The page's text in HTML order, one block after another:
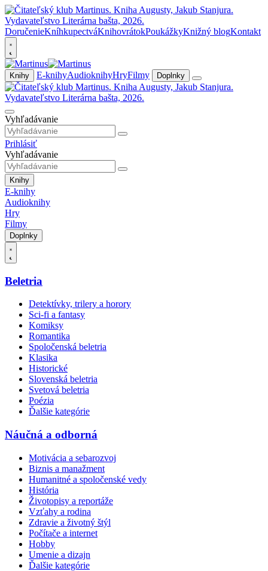
DoručenieKníhkupectváKnihovrátokPoukážkyKnižný blogKontakt
Knihy E-knihyAudioknihyHryFilmy Doplnky
Vyhľadávanie
Prihlásiť
Vyhľadávanie
Knihy
E-knihy
Audioknihy
Hry
Filmy
Doplnky
Beletria
Detektívky, trilery a horory
Sci-fi a fantasy
Komiksy
Romantika
Spoločenská beletria
Klasika
Historické
Slovenská beletria
Svetová beletria
Poézia
Ďalšie kategórie
Náučná a odborná
Motivácia a sebarozvoj
Biznis a manažment
Humanitné a spoločenské vedy
História
Životopisy a reportáže
Vzťahy a rodina
Zdravie a životný štýl
Počítače a internet
Hobby
Umenie a dizajn
Ďalšie kategórie